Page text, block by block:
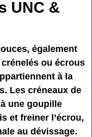
UNC &
également
ou écrous
à la
Les créneaux de
une goupille
et freiner l’écrou,
au dévissage.